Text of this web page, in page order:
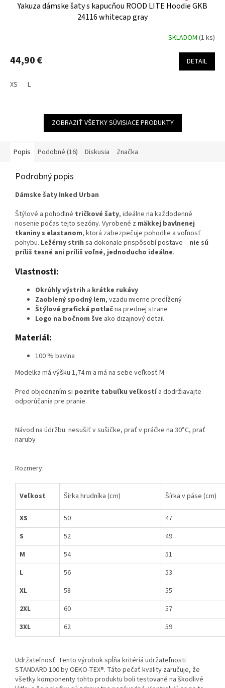
Yakuza dámske šaty s kapucňou ROOD LITE Hoodie GKB
24116 whitecap gray
SKLADOM (1 ks)
44,90 € DETAIL
XS L
ZOBRAZIŤ VŠETKY SÚVISIACE PRODUKTY
Popis Podobné (16) Diskusia Značka
Podrobný popis
Dámske šaty Inked Urban
Štýlové a pohodlné tričkové šaty, ideálne na každodenné
nosenie počas tejto sezóny. Vyrobené z mäkkej bavlnenej
tkaniny s elastanom, ktorá zabezpečuje pohodlie a voľnosť
pohybu. Ležérny strih sa dokonale prispôsobí postave – nie sú
príliš tesné ani príliš voľné, jednoducho ideálne.
Vlastnosti:
Okrúhly výstrih a krátke rukávy
Zaoblený spodný lem, vzadu mierne predĺžený
Štýlová grafická potlačna prednej strane
Logo na bočnom šve ako dizajnový detail
Materiál:
100 % bavlna
Modelka má výšku 1,74 m a má na sebe veľkosť M
Pred objednaním si pozrite tabuľku veľkostía dodržiavajte
odporúčania pre pranie.
Návod na údržbu: nesušiť v sušičke, prať v práčke na 30°C, prať
naruby
Rozmery:
Veľkosť Šírka hrudníka (cm) Šírka v páse (cm)
XS 50
47
S
52
49
M
54
51
L
56
53
XL
58
55
2XL
60
57
3XL
62 59
Udržateľnosť: Tento výrobok spĺňa kritériá udržateľnosti
STANDARD 100 by OEKO-TEX®. Táto pečať kvality zaručuje, že
všetky komponenty tohto produktu boli testované na škodlivé